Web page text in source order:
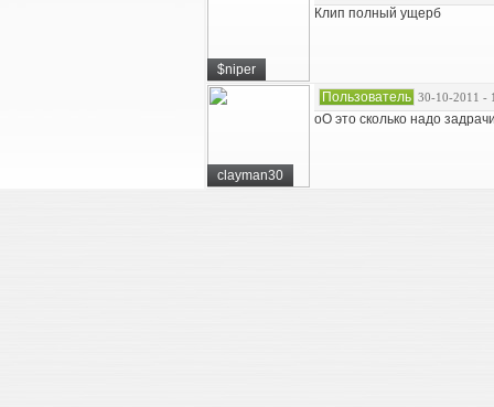
$niper
Клип полный ущерб
clayman30
Пользователь 30-10-2011 -
oO это сколько надо